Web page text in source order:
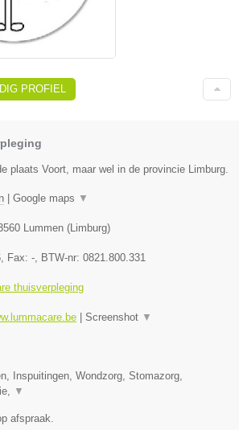
PROFIEL
plaats Voort, maar wel in de provincie Limburg.
Google maps ▼
Lummen (Limburg)
, Fax: -, BTW-nr: 0821.800.331
thuisverpleging
Screenshot ▼
Inspuitingen, Wondzorg, Stomazorg,
▼
afspraak.